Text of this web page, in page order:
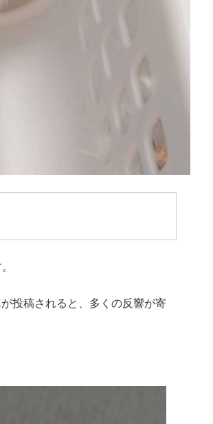
投稿されると、多くの反響が寄